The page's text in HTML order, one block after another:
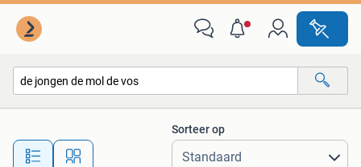
Alle afstanden…
Sorteer op